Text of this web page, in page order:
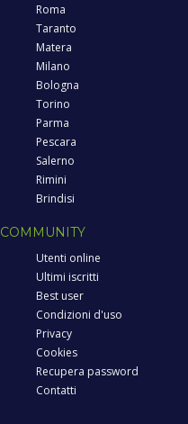
Roma
Taranto
Matera
Milano
Bologna
Torino
Parma
Pescara
Salerno
Rimini
Brindisi
COMMUNITY
Utenti online
Ultimi iscritti
Best user
Condizioni d'uso
Privacy
Cookies
Recupera password
Contatti